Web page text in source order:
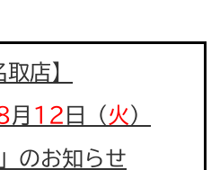
取店】
月 12 日（ 火 ）
」のお知らせ